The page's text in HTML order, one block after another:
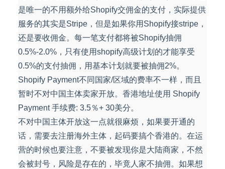
是唯一的不用额外给Shopify交佣金的支付，实际提供
服务的其实是Stripe，但是如果你用Shopify接stripe，
还是要收佣金。每一笔支付都将被Shopify抽佣
0.5%-2.0%，只有使用shopify高级计划的才能享受
0.5%的支付抽佣，用基本计划就要被抽佣2%。
Shopify Payment不同国家/区域的费率不一样，而且
暂时不对中国主体卖家开放。香港地址使用 Shopify
Payment 手续费: 3.5％+ 30美分。
不对中国主体开放这一点就很麻烦，如果要开通的
话，需要去注册海外主体，起码要搞个香港的。在运
营的时候也要注意，不要被发现你是大陆商家，不然
会被封号，风险是存在的，毕竟人家不抽佣。如果想